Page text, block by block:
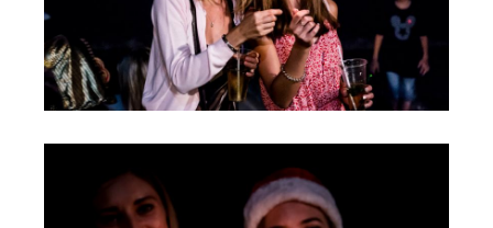
Прокат виндсерфинга и винг фойла
Классический серфинг и SUP
Продажа оборудования
Система скидок